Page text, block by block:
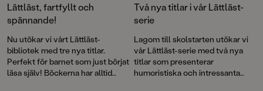
Lättläst, fartfyllt och
spännande!
Nu utökar vi vårt Lättläst-
bibliotek med tre nya titlar.
Perfekt för barnet som just börjat
läsa själv! Böckerna har alltid
Två nya titlar i vår Lättläst-
serie
Lagom till skolstarten utökar vi
vår Lättläst-serie med två nya
titlar som presenterar
humoristiska och intressanta